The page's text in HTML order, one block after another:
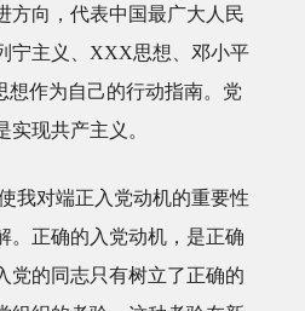
方向，代表中国最广大人民
宁主义、XXX思想、邓小平
想作为自己的行动指南。党
实现共产主义。
我对端正入党动机的重要性
。正确的入党动机，是正确
党的同志只有树立了正确的